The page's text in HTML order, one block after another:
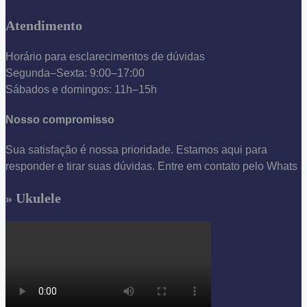
Atendimento
Horário para esclarecimentos de dúvidas
Segunda–Sexta: 9:00–17:00
Sábados e domingos: 11h–15h
Nosso compromisso
Sua satisfação é nossa prioridade. Estamos aqui para
responder e tirar suas dúvidas. Entre em contato pelo Whats
» Ukulele